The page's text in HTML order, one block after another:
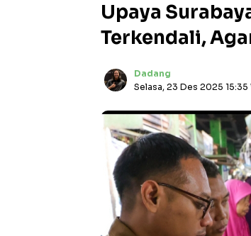
Upaya
Terkendali,
Dadang
Selasa, 23 Des 2025 15:35